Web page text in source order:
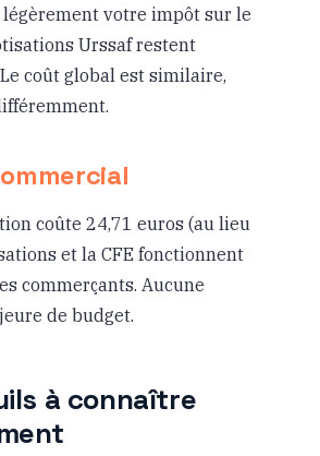
légèrement votre impôt sur le
Urssaf restent
coût global est similaire,
coûte 24,71 euros (au lieu
et la CFE fonctionnent
commerçants. Aucune
de budget.
à connaître